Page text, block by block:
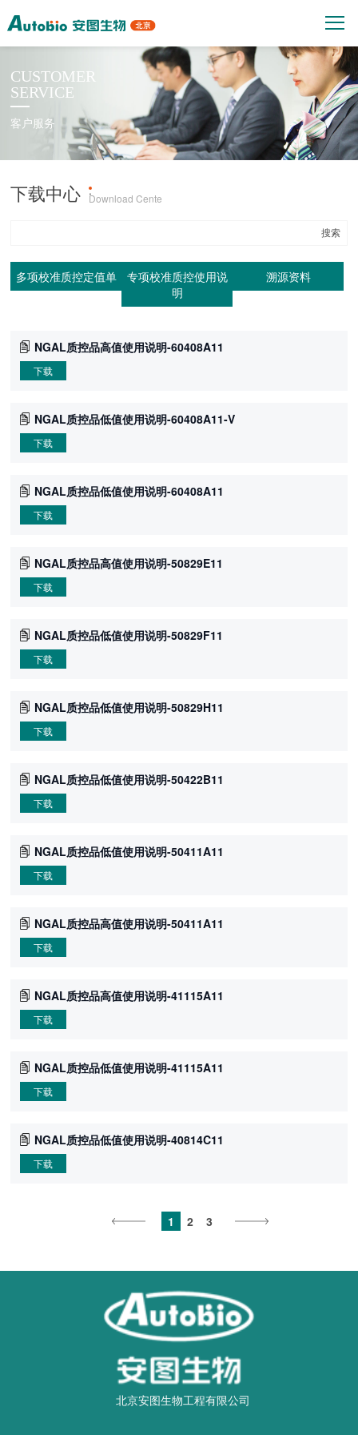
CUSTOMER
SERVICE
客户服务
下载中心 ·Download Cente
多项校准质控定值单
专项校准质控使用说
明
溯源资料
NGAL质控品高值使用说明-60408A11
下载
NGAL质控品低值使用说明-60408A11-V
下载
NGAL质控品低值使用说明-60408A11
下载
NGAL质控品高值使用说明-50829E11
下载
NGAL质控品低值使用说明-50829F11
下载
NGAL质控品低值使用说明-50829H11
下载
NGAL质控品低值使用说明-50422B11
下载
NGAL质控品低值使用说明-50411A11
下载
NGAL质控品高值使用说明-50411A11
下载
NGAL质控品高值使用说明-41115A11
下载
NGAL质控品低值使用说明-41115A11
下载
NGAL质控品低值使用说明-40814C11
下载
1 2 3
北京安图生物工程有限公司